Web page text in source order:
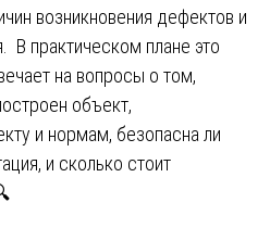
возникновения дефектов и
В практическом плане это
на вопросы о том,
объект,
и нормам, безопасна ли
и сколько стоит